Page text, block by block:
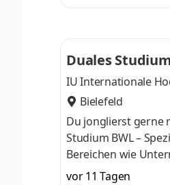
Numerus clausus
praxisnahen
Duales
IU Internationale
Bielefeld
Du jonglierst gerne
Studium BWL –
Bereichen wie
Finanzexpertin. Du
vor 11 Tagen